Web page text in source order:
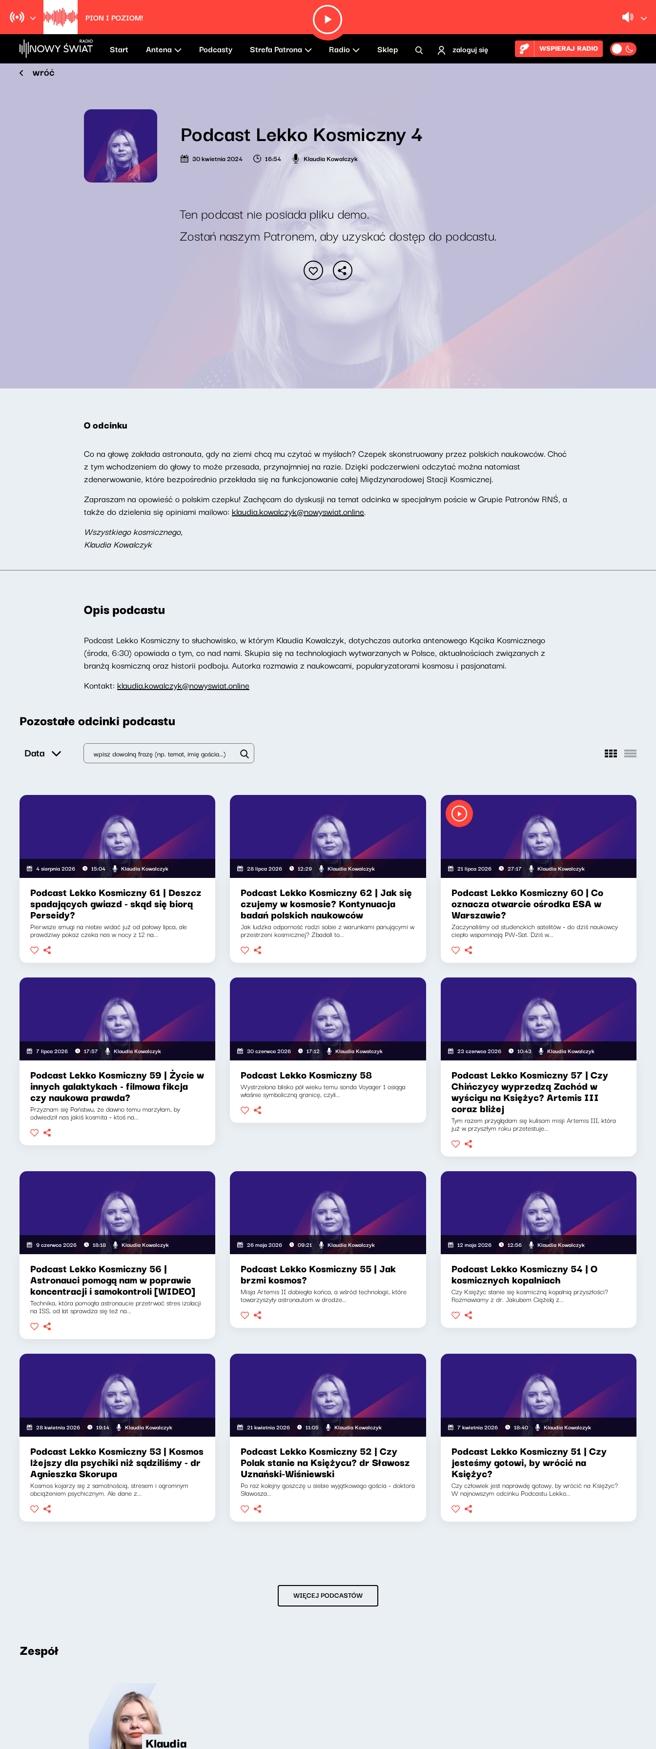
PION I POZIOM!
Start Antena Podcasty Strefa Patrona Radio Sklep zaloguj się WSPIERAJ RADIO
wróć
Podcast Lekko Kosmiczny 4
30 kwietnia 2024 16:54 Klaudia Kowalczyk
Ten podcast nie posiada pliku demo.
Zostań naszym Patronem, aby uzyskać dostęp do podcastu.
O odcinku
Co na głowę zakłada astronauta, gdy na ziemi chcą mu czytać w myślach? Czepek skonstruowany przez polskich naukowców. Choć
z tym wchodzeniem do głowy to może przesada, przynajmniej na razie. Dzięki podczerwieni odczytać można natomiast
zdenerwowanie, które bezpośrednio przekłada się na funkcjonowanie całej Międzynarodowej Stacji Kosmicznej.
Zapraszam na opowieść o polskim czepku! Zachęcam do dyskusji na temat odcinka w specjalnym poście w Grupie Patronów RNŚ, a
także do dzielenia się opiniami mailowo: klaudia.kowalczyk@nowyswiat.online.
Wszystkiego kosmicznego,
Klaudia Kowalczyk
Opis podcastu
Podcast Lekko Kosmiczny to słuchowisko, w którym Klaudia Kowalczyk, dotychczas autorka antenowego Kącika Kosmicznego
(środa, 6:30) opowiada o tym, co nad nami. Skupia się na technologiach wytwarzanych w Polsce, aktualnościach związanych z
branżą kosmiczną oraz historii podboju. Autorka rozmawia z naukowcami, popularyzatorami kosmosu i pasjonatami.
Kontakt: klaudia.kowalczyk@nowyswiat.online
Pozostałe odcinki podcastu
Data
4 sierpnia 2026 15:04 Klaudia Kowalczyk
Podcast Lekko Kosmiczny 61 | Deszcz
spadających gwiazd - skąd się biorą
Perseidy?
Pierwsze smugi na niebie widać już od połowy lipca, ale
prawdziwy pokaz czeka nas w nocy z 12 na...
28 lipca 2026 12:29 Klaudia Kowalczyk
Podcast Lekko Kosmiczny 62 | Jak się
czujemy w kosmosie? Kontynuacja
badań polskich naukowców
Jak ludzka odporność radzi sobie z warunkami panującymi w
przestrzeni kosmicznej? Zbadali to...
21 lipca 2026 27:17 Klaudia Kowalczyk
Podcast Lekko Kosmiczny 60 | Co
oznacza otwarcie ośrodka ESA w
Warszawie?
Zaczynaliśmy od studenckich satelitów - do dziś naukowcy
ciepło wspominają PW-Sat. Dziś w...
7 lipca 2026 17:57 Klaudia Kowalczyk
Podcast Lekko Kosmiczny 59 | Życie w
innych galaktykach - filmowa fikcja
czy naukowa prawda?
Przyznam się Państwu, że dawno temu marzyłam, by
odwiedził nas jakiś kosmita - ktoś na...
30 czerwca 2026 17:12 Klaudia Kowalczyk
Podcast Lekko Kosmiczny 58
Wystrzelona blisko pół wieku temu sonda Voyager 1 osiąga
właśnie symboliczną granicę, czyli...
23 czerwca 2026 10:43 Klaudia Kowalczyk
Podcast Lekko Kosmiczny 57 | Czy
Chińczycy wyprzedzą Zachód w
wyścigu na Księżyc? Artemis III
coraz bliżej
Tym razem przyglądam się kulisom misji Artemis III, która
już w przyszłym roku przetestuje...
9 czerwca 2026 18:18 Klaudia Kowalczyk
Podcast Lekko Kosmiczny 56 |
Astronauci pomogą nam w poprawie
koncentracji i samokontroli [WIDEO]
Technika, która pomogła astronaucie przetrwać stres izolacji
na ISS, od lat sprawdza się też na...
26 maja 2026 09:21 Klaudia Kowalczyk
Podcast Lekko Kosmiczny 55 | Jak
brzmi kosmos?
Misja Artemis II dobiegła końca, a wśród technologii, które
towarzyszyły astronautom w drodze...
12 maja 2026 12:56 Klaudia Kowalczyk
Podcast Lekko Kosmiczny 54 | O
kosmicznych kopalniach
Czy Księżyc stanie się kosmiczną kopalnią przyszłości?
Rozmawiamy z dr. Jakubem Ciążelą z...
28 kwietnia 2026 19:14 Klaudia Kowalczyk
Podcast Lekko Kosmiczny 53 | Kosmos
lżejszy dla psychiki niż sądziliśmy - dr
Agnieszka Skorupa
Kosmos kojarzy się z samotnością, stresem i ogromnym
obciążeniem psychicznym. Ale dane z...
21 kwietnia 2026 11:05 Klaudia Kowalczyk
Podcast Lekko Kosmiczny 52 | Czy
Polak stanie na Księżycu? dr Sławosz
Uznański-Wiśniewski
Po raz kolejny goszczę u siebie wyjątkowego gościa - doktora
Sławosza...
7 kwietnia 2026 18:40 Klaudia Kowalczyk
Podcast Lekko Kosmiczny 51 | Czy
jesteśmy gotowi, by wrócić na
Księżyc?
Czy człowiek jest naprawdę gotowy, by wrócić na Księżyc?
W najnowszym odcinku Podcastu Lekko...
WIĘCEJ PODCASTÓW
Zespół
Klaudia